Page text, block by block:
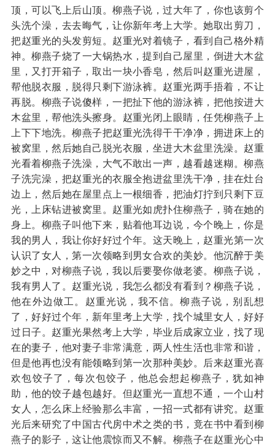
顶，可以飞上后山顶。柳燕子说，过大年了，你也该剪个
头洗个澡，去去晦气，让你新年考上大学。她取出剪刀，
把赵重光的头发剪短。赵重光对着镜子，看到自己格外精
神。柳燕子烧了一大锅热水，提到自己屋里，倒进大木盆
里，又打开箱子，取出一块小香皂，然后叫赵重光进屋，
帮他脱衣服，脱得只剩下游泳裤。赵重光两手捂着，不让
再脱。柳燕子说傻样，一把扯下他的游泳裤，把他按进大
木盆里，帮他洗头擦身。赵重光闭上眼睛，任凭柳燕子上
上下下地洗。柳燕子把赵重光洗得干干净净，拥进床上的
被窝里，然后她自己脱光衣服，坐进大木盆里洗澡。赵重
光看着柳燕子洗澡，大气不敢出一声，越看越迷糊。柳燕
子洗完澡，把赵重光的衣服全抱进盆里洗干净，挂在灶台
边上，然后她在屋里点上一根细香，把油灯拧到只剩下豆
光，上床钻进被窝里。赵重光如虎扑住柳燕子，骑在她的
身上。柳燕子叫他下来，贴着他耳边说，今个晚上，你是
我的男人，我让你好好过个年。这天晚上，赵重光第一次
认识了女人，第一次领略到男女合欢的美妙。他沉醉于美
妙之中，对柳燕子说，我以后要娶你做老婆。柳燕子说，
我有男人了。赵重光说，我怎么都没有看到？柳燕子说，
他在外边做工。赵重光说，我不信。柳燕子说，别乱想
了，好好过个年，新年里考上大学，找个城里女人，好好
过日子。赵重光果然考上大学，毕业后成家立业，找了现
在的妻子，他对妻子非常满意，两人性生活也非常和谐，
但是他再也没有能领略到第一次那种美妙。后来赵重光喜
欢包饺子了，每次包饺子，他总会想起柳燕子，犹如神
助，他的饺子越包越好。但赵重光一直想不通，一个山村
女人，怎么床上经验那么丰富，一招一式都有讲究。赵重
光后来研究了中国古代房中术之类的书，竟在书中看到柳
燕子的影子，这让他震惊而又不解。柳燕子在赵重光心中